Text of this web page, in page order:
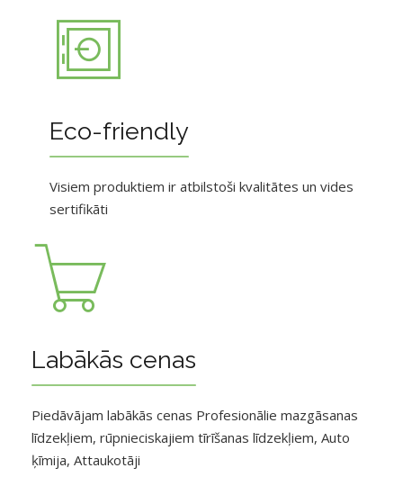
Eco-friendly
Visiem produktiem ir atbilstoši kvalitātes un vides
sertifikāti
Labākās cenas
Piedāvājam labākās cenas Profesionālie mazgāsanas
līdzekļiem, rūpnieciskajiem tīrīšanas līdzekļiem, Auto
ķīmija, Attaukotāji